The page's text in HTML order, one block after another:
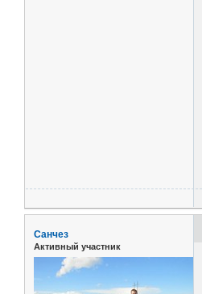
Санчез
Активный участник